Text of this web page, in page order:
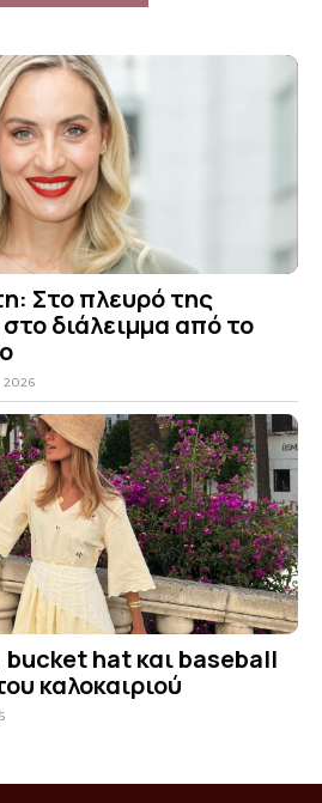
Στο πλευρό της
διάλειμμα από το
hat και baseball
καλοκαιριού